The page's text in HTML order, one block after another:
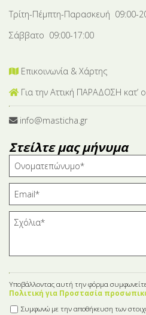
Τρίτη-Πέμπτη-Παρασκευή 09:00-
Σάββατο 09:00-17:00
Επικοινωνία & Χάρτης
Για την Αττική ΠΑΡΑΔΟΣΗ κατ’
info@masticha.gr
Στείλτε μας μήνυμα
Υποβάλλοντας αυτή την φόρμα
Πολιτική για Προστασία
Συμφωνώ με την αποθήκευση των